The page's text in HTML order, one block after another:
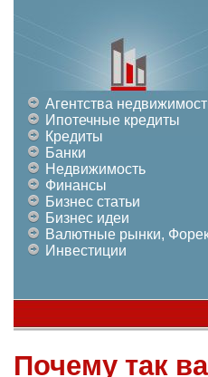
Агентства
Ипотечные кредиты
Кредиты
Банки
Недвижимость
Финансы
Бизнес статьи
Бизнес идеи
Валютные рынки,
Инвестиции
Почему так